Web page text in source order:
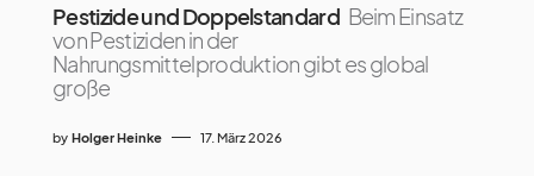
Pestizide und Doppelstandard Beim Einsatz
von Pestiziden in der
Nahrungsmittelproduktion gibt es global
große
by Holger Heinke 17. März 2026